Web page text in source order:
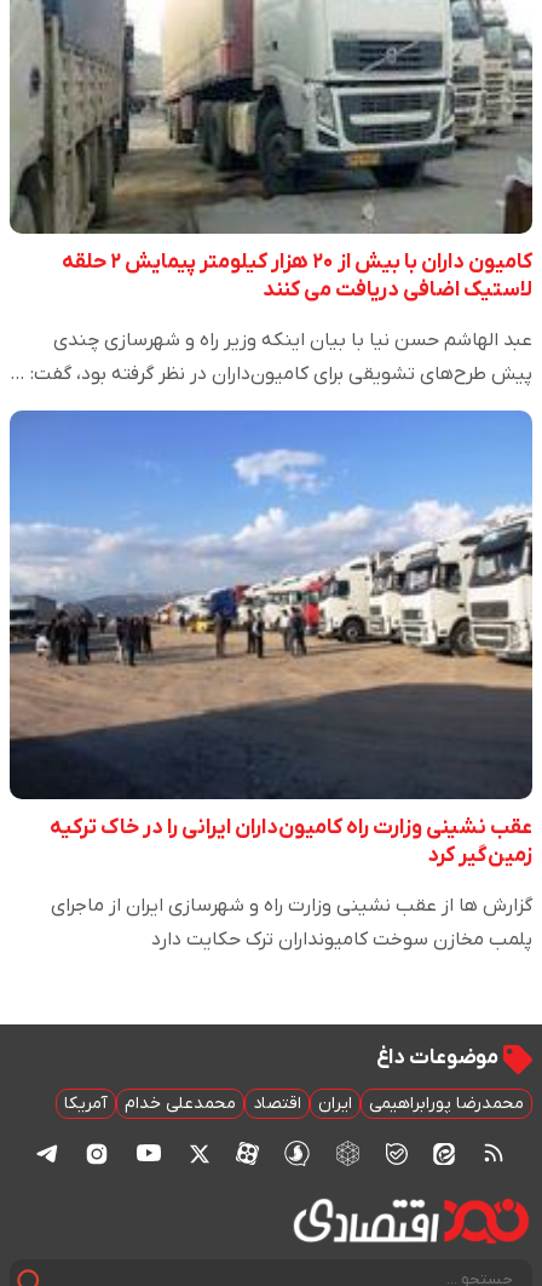
کامیون داران با بیش از ۲۰ هزار کیلومتر پیمایش ۲ حلقه
لاستیک اضافی دریافت می کنند
عبد الهاشم حسن نیا با بیان اینکه وزیر راه و شهرسازی چندی
پیش طرح‌های تشویقی برای کامیون‌داران در نظر گرفته بود، گفت: …
عقب نشینی وزارت راه کامیون‌داران ایرانی را در خاک ترکیه
زمین‌گیر کرد
گزارش ها از عقب نشینی وزارت راه و شهرسازی ایران از ماجرای
پلمب مخازن سوخت کامیونداران ترک حکایت دارد
موضوعات داغ
محمدرضا پورابراهیمی ایران اقتصاد محمدعلی خدام آمریکا